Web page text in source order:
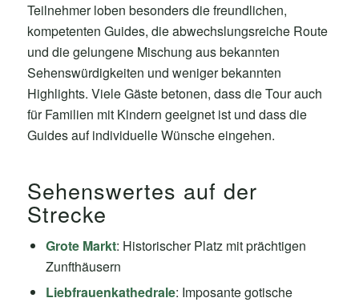
Teilnehmer loben besonders die freundlichen,
kompetenten Guides, die abwechslungsreiche Route
und die gelungene Mischung aus bekannten
Sehenswürdigkeiten und weniger bekannten
Highlights. Viele Gäste betonen, dass die Tour auch
für Familien mit Kindern geeignet ist und dass die
Guides auf individuelle Wünsche eingehen.
Sehenswertes auf der
Strecke
Grote Markt: Historischer Platz mit prächtigen
Zunfthäusern
Liebfrauenkathedrale: Imposante gotische